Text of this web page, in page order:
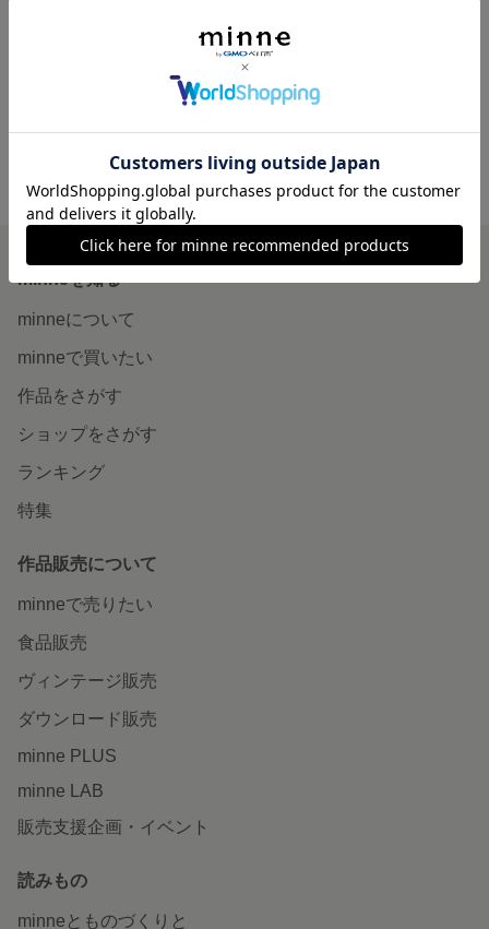
ハンドウォーマー 北欧 指なし手袋 手袋
minne ホーム NEL アフリカ布小物 の作品一覧
minneを知る
minneについて
minneで買いたい
作品をさがす
ショップをさがす
ランキング
特集
作品販売について
minneで売りたい
食品販売
ヴィンテージ販売
ダウンロード販売
minne PLUS
minne LAB
販売支援企画・イベント
読みもの
minneとものづくりと